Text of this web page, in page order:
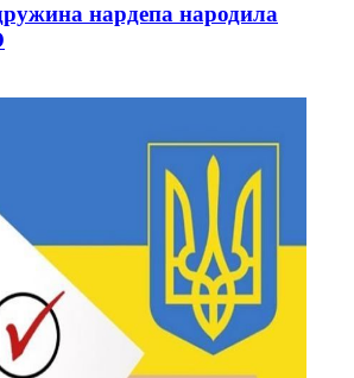
нардепа народила